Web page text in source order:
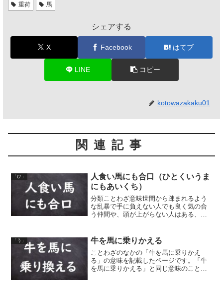
重荷
馬
シェアする
X Facebook はてブ
LINE コピー
kotowazakaku01
関連記事
「ひ」
人食い馬にも合口（ひとくいうま
にもあいくち）
分類ことわざ意味世間から疎まれるよう
な乱暴で手に負えない人でも良く気の合
う仲間や、頭が上がらない人はある、と
でも、相性の良い乗り手には大人しいも
のだ。また、その荒馬にも...
「う」 牛を馬に乗りかえる
ことわざのなかの「牛を馬に乗りかえ
る」の意味を記載したページです。「牛
を馬に乗りかえる」と同じ意味のことわ